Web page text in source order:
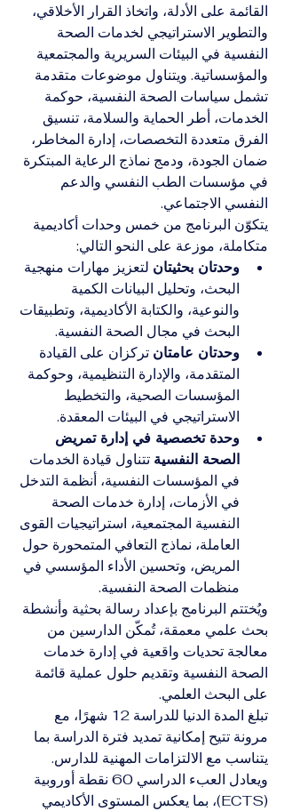
القائمة على الأدلة، واتخاذ القرار الأخلاقي،
والتطوير الاستراتيجي لخدمات الصحة
النفسية في البيئات السريرية والمجتمعية
والمؤسساتية. ويتناول موضوعات متقدمة
تشمل سياسات الصحة النفسية، حوكمة
الخدمات، أطر الحماية والسلامة، تنسيق
الفرق متعددة التخصصات، إدارة المخاطر،
ضمان الجودة، ودمج نماذج الرعاية المبتكرة
في مؤسسات الطب النفسي والدعم
النفسي الاجتماعي.
يتكوّن البرنامج من خمس وحدات أكاديمية
متكاملة، موزعة على النحو التالي:
وحدتان بحثيتان لتعزيز مهارات منهجية
البحث، وتحليل البيانات الكمية
والنوعية، والكتابة الأكاديمية، وتطبيقات
البحث في مجال الصحة النفسية.
وحدتان عامتان تركزان على القيادة
المتقدمة، والإدارة التنظيمية، وحوكمة
المؤسسات الصحية، والتخطيط
الاستراتيجي في البيئات المعقدة.
وحدة تخصصية في إدارة تمريض
الصحة النفسية تتناول قيادة الخدمات
في المؤسسات النفسية، أنظمة التدخل
في الأزمات، إدارة خدمات الصحة
النفسية المجتمعية، استراتيجيات القوى
العاملة، نماذج التعافي المتمحورة حول
المريض، وتحسين الأداء المؤسسي في
منظمات الصحة النفسية.
ويُختتم البرنامج بإعداد رسالة بحثية وأنشطة
بحث علمي معمقة، تُمكّن الدارسين من
معالجة تحديات واقعية في إدارة خدمات
الصحة النفسية وتقديم حلول عملية قائمة
على البحث العلمي.
تبلغ المدة الدنيا للدراسة 12 شهرًا، مع
مرونة تتيح إمكانية تمديد فترة الدراسة بما
يتناسب مع الالتزامات المهنية للدارس.
ويعادل العبء الدراسي 60 نقطة أوروبية
(ECTS)، بما يعكس المستوى الأكاديمي